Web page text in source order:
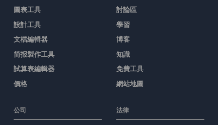
圖表工具
設計工具
文檔編輯器
简报製作工具
試算表編輯器
價格
討論區
學習
博客
知識
免費工具
網站地圖
公司 法律